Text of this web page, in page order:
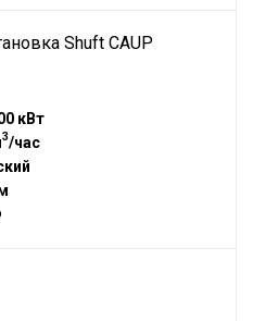
Shuft CAUP
кВт
3/час